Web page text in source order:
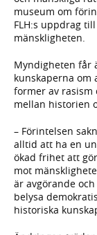
museum om
FLH:s uppdrag
mänskligheten.
Myndigheten får
kunskaperna om
former av rasism
mellan historien
– Förintelsen
alltid att ha en
ökad frihet att
mot
är avgörande
belysa
historiska